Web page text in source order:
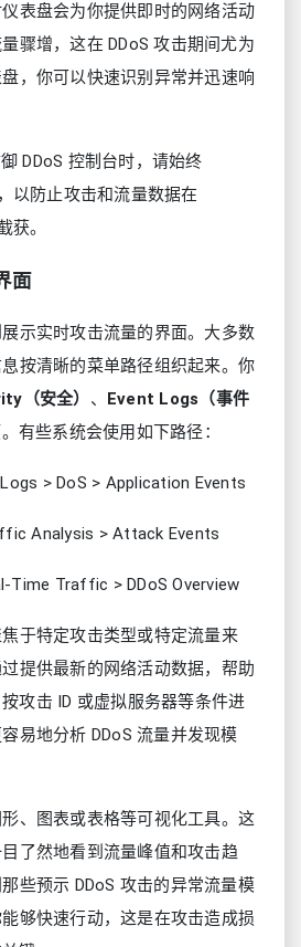
表盘会为你提供即时的网络活动
骤增，这在 DDoS 攻击期间尤为
，你可以快速识别异常并迅速响
DDoS 控制台时，请始终
以防止攻击和流量数据在
获。
面
示实时攻击流量的界面。大多数
按清晰的菜单路径组织起来。你
（安全） 、
Event Logs（事件
有些系统会使用如下路径：
> DoS > Application Events
Analysis > Attack Events
Time Traffic > DDoS Overview
于特定攻击类型或特定流量来
提供最新的网络活动数据，帮助
攻击 ID 或虚拟服务器等条件进
易地分析 DDoS 流量并发现模
、图表或表格等可视化工具。这
了然地看到流量峰值和攻击趋
些预示 DDoS 攻击的异常流量模
够快速行动，这是在攻击造成损